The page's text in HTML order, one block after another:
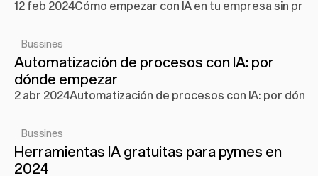
12 feb 2024Cómo empezar con IA en tu empresa sin
Bussines
Automatización de procesos con IA: por
dónde empezar
2 abr 2024Automatización de procesos con IA: por
Bussines
Herramientas IA gratuitas para pymes en
2024